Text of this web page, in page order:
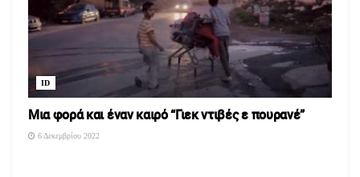
ID
Μια φορά και έναν καιρό “Γιεκ ντιβές ε πουρανέ”
6 Δεκεμβρίου 2022